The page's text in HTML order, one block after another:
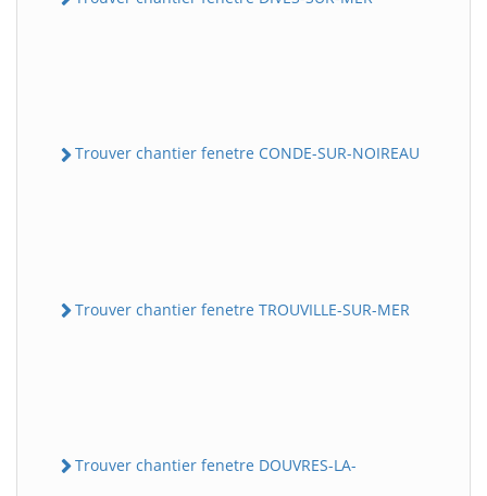
Trouver chantier fenetre CONDE-SUR-NOIREAU
Trouver chantier fenetre TROUVILLE-SUR-MER
Trouver chantier fenetre DOUVRES-LA-